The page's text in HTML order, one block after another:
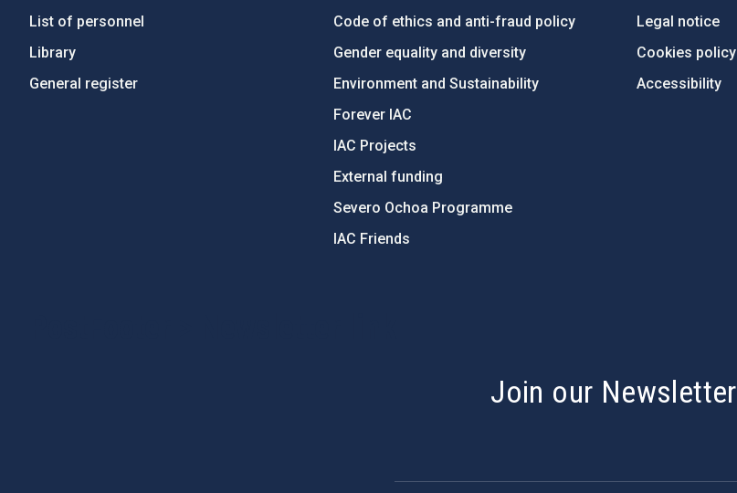
List of personnel
Library
General register
Code of ethics and anti-fraud policy
Gender equality and diversity
Environment and Sustainability
Forever IAC
IAC Projects
External funding
Severo Ochoa Programme
IAC Friends
Legal notice
Cookies policy
Accessibility
Join our Newsletter